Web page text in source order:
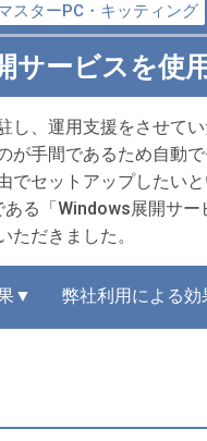
スターPC・キッティング
サービスを使
し、運用支援をさせて
が手間であるため自動
でセットアップしたい
る「Windows展開サ
ただきました。
▼ 弊社利用による